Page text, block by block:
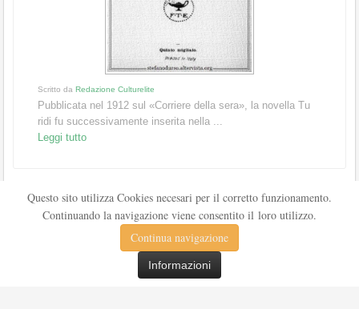
Scritto da Redazione Culturelite
Pubblicata nel 1912 sul «Corriere della sera», la novella Tu
ridi fu successivamente inserita nella ...
Leggi tutto
Questo sito utilizza Cookies necesari per il corretto funzionamento.
Continuando la navigazione viene consentito il loro utilizzo.
Continua navigazione
Informazioni